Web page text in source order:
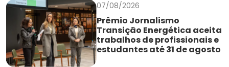
07/08/2026
Prêmio Jornalismo
Transição Energética aceita
trabalhos de profissionais e
estudantes até 31 de agosto